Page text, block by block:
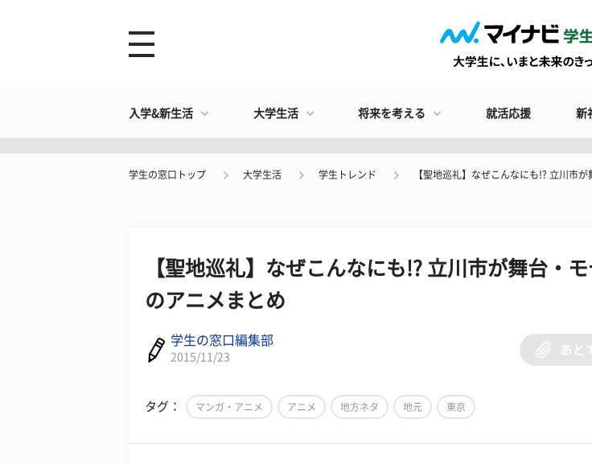
入学&新生活 大学生活 将来を考える 就活応援 新
学生の窓口トップ 大学生活 学生トレンド 【聖地巡礼】なぜこんなにも!? 立川市
【聖地巡礼】なぜこんなにも!? 立川市が舞台・
のアニメまとめ
学生の窓口編集部
2015/11/23
あと
タグ： マンガ・アニメ アニメ 地方ネタ 地元 東京